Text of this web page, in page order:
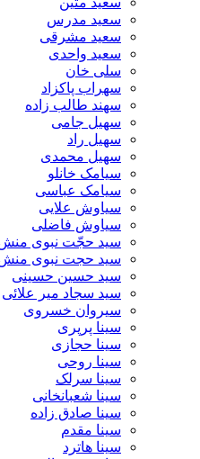
سعید مدرس
سعید مشرقی
سعید واحدی
سلی خان
سهراب پاکزاد
سهند طالب زاده
سهیل جامی
سهیل راد
سهیل محمدی
سیامک خانلو
سیامک عباسی
سیاوش علایی
سیاوش فاضلی
سید حجّت نبوی منش «کاوه»
سید حجت نبوی منش ( کاوه )
سید حسین حسینى
سید سجاد میر علائی
سیروان خسروی
سینا پرپری
سینا حجازی
سینا روحی
سینا سرلک
سینا شعبانخانی
سینا صادق زاده
سینا مقدم
سینا هاترد